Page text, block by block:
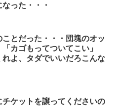
った・・・
とだった・・・団塊のオッ
カゴもってついてこい」
れよ、タダでいいだろこんな
ケットを譲ってくださいの